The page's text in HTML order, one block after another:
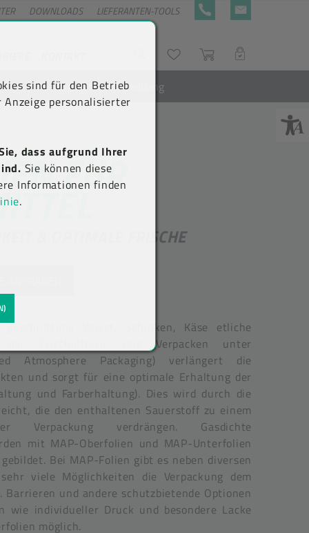
DOWNLOADS LIEFERANTEN-TOOLS +43 5576 7177 818
WunschlisteWarenkorb
LOGIN
Newsletter-Anmeldung
FÜR
& OPTIMALE FRISCHE
Wurst, Schinken, Käse etliche
Frischetheke. Das Verpacken unter
Atmosphere Packaging) verlängert die
und sorgt für eine optimale Erhaltung der
und Farberhaltung). Dies wird durch die
die den enthaltenen Sauerstoff zu einem
verdrängen. Gasdichte
mit MAP-Oberfolien und MAP-Unterfolien
Bei MAP-Folien gibt es neben diversen
viele Möglichkeiten die Verpackung dem
Barrieren und andere schutzbietende Optionen
wie individueller Druck und besondere Lacke
möglich.
sind für den Betrieb
personalisierter
dass aufgrund Ihrer
Sie können diese
Informationen finden
.